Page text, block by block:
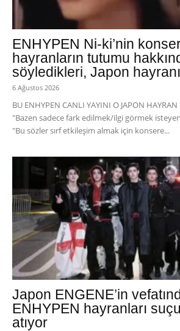
ENHYPEN Ni-ki’nin
hayranların tutumu
söyledikleri, Japon
6 Ağustos 2026
BU ENHYPEN CANLI YAYINI O JAPON
"Bazen sadece fark edilmek/ilgi görmek
"Bu sözler sırf etkileşim almak için konsere...
Japon ENGENE’in
ENHYPEN hayranları
atıyor